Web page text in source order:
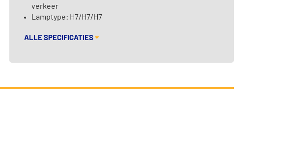
verkeer
Lamptype: H7/H7/H7
ALLE SPECIFICATIES